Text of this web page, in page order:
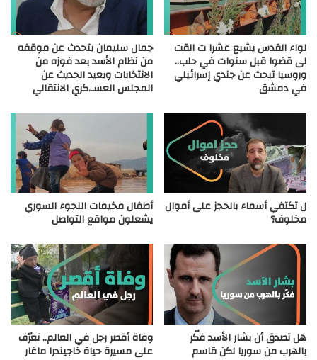
لواء القدس يشيع عشرا ت القت
لى قضوا قبل سنوات في حلب..
وروسيا تبحث عن جندي إسرائيلي
في دمشق
جمال سليمان يتحدث عن موقفه
من نظام الأسد بعد فوزه من
الانتخابات ويعيد الحديث عن
المجلس العسـ.كري الانتقالي
ل تكتفي أسماء بالحجز على أموال
مخلوف؟
أطفال مخيمات اللجوء السوري
يشعلون مواقع التواصل
هل تصدق أن بشار الأسد فكّر
بالهرب من سوريا لكن قاسم
وفاة أقصر رجل في العالم.. تعرّف
على مسيرة حياة خاجيندرا ماغار